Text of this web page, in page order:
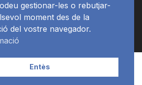
APP Programació
gestionar-les o rebutjar-
moment des de la
del vostre navegador.
Entès